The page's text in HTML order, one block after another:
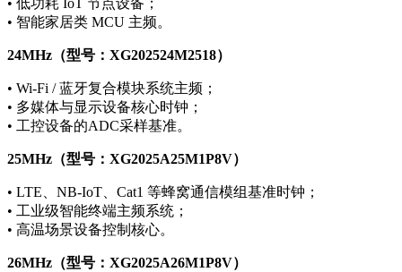
• 低功耗 IoT 节点设备；
• 智能家居类 MCU 主频。
24MHz（型号：XG202524M2518）
• Wi-Fi / 蓝牙复合模块系统主频；
• 多媒体与显示设备核心时钟；
• 工控设备的ADC采样基准。
25MHz（型号：XG2025A25M1P8V）
• LTE、NB-IoT、Cat1 等蜂窝通信模组基准时钟；
• 工业级智能终端主频系统；
• 高温场景设备控制核心。
26MHz（型号：XG2025A26M1P8V）